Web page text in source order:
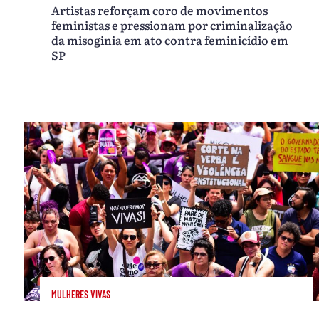
Artistas reforçam coro de movimentos
feministas e pressionam por criminalização
da misoginia em ato contra feminicídio em
SP
MULHERES VIVAS